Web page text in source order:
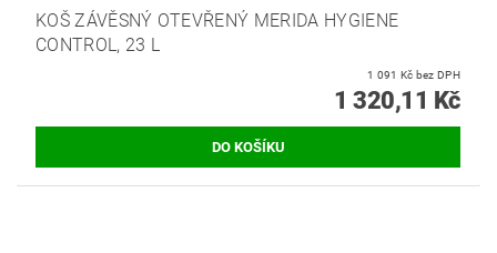
KOŠ ZÁVĚSNÝ OTEVŘENÝ MERIDA HYGIENE
CONTROL, 23 L
1 091 Kč bez DPH
1 320,11 Kč